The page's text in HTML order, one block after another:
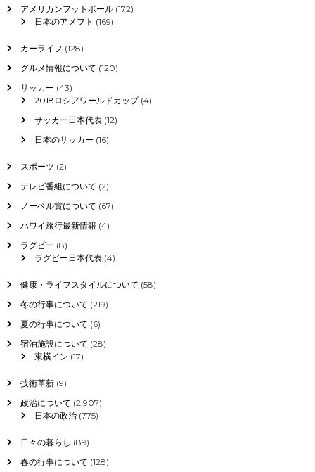
アメリカンフットボール(172)
日本のアメフト (169)
カーライフ (128)
グルメ情報について (120)
サッカー (43)
2018ロシアワールドカップ(4)
サッカー日本代表(12)
日本のサッカー (16)
スポーツ (2)
テレビ番組について (2)
ノーベル賞について (67)
ハワイ旅行最新情報 (4)
ラグビー (8)
ラグビー日本代表(4)
健康・ライフスタイルについて (58)
冬の行事について (219)
夏の行事について (6)
宿泊施設について (28)
東横イン (17)
技術革新(9)
政治について (2,907)
日本の政治(775)
日々の暮らし (89)
春の行事について (128)